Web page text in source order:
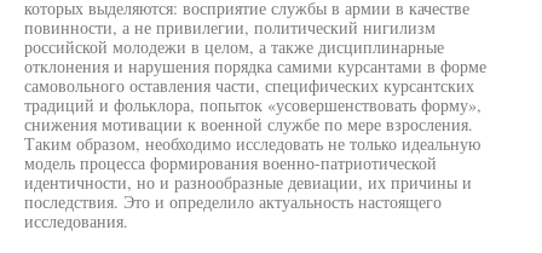
которых выделяются: восприятие службы в армии в качестве
повинности, а не привилегии, политический нигилизм
российской молодежи в целом, а также дисциплинарные
отклонения и нарушения порядка самими курсантами в форме
самовольного оставления части, специфических курсантских
традиций и фольклора, попыток «усовершенствовать форму»,
снижения мотивации к военной службе по мере взросления.
Таким образом, необходимо исследовать не только идеальную
модель процесса формирования военно-патриотической
идентичности, но и разнообразные девиации, их причины и
последствия. Это и определило актуальность настоящего
исследования.